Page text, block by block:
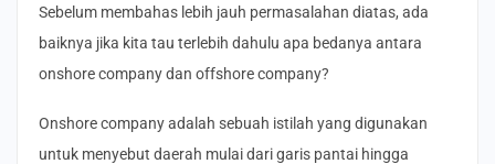
Sebelum membahas lebih jauh permasalahan diatas, ada
baiknya jika kita tau terlebih dahulu apa bedanya antara
onshore company dan offshore company?
Onshore company adalah sebuah istilah yang digunakan
untuk menyebut daerah mulai dari garis pantai hingga